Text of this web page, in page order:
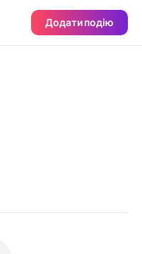
Додати подію